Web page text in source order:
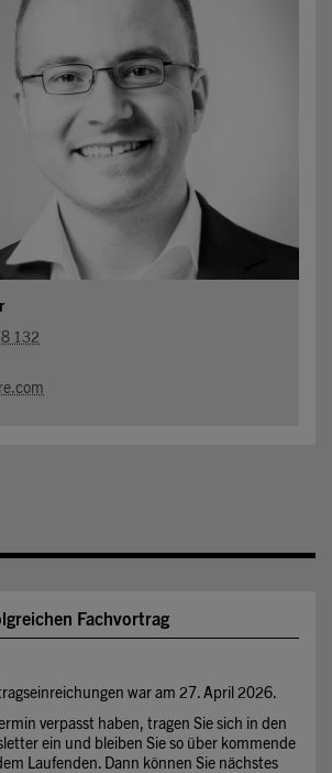
132
Fachvortrag
war am 27. April 2026.
verpasst haben, tragen Sie sich in den
ein und bleiben Sie so über kommende
Laufenden. Dann können Sie nächstes